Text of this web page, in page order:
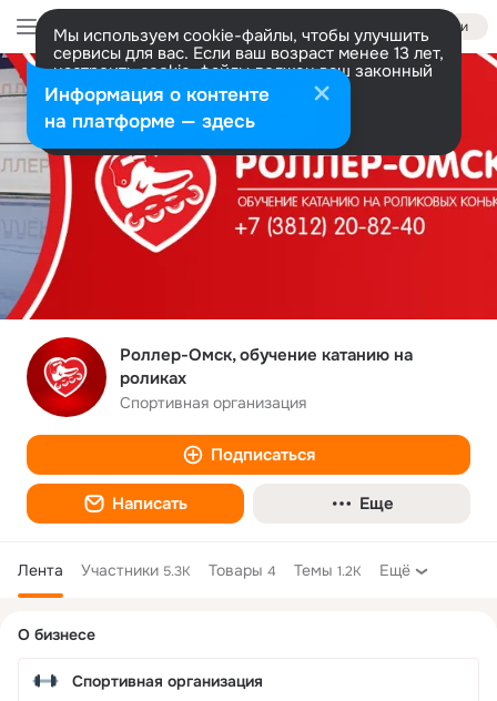
Войти
Мы используем cookie-файлы, чтобы улучшить
сервисы для вас. Если ваш возраст менее 13 лет,
настроить cookie-файлы должен ваш законный
представитель. Больше информации
Разрешить все Настроить
Роллер-Омск, обучение катанию на
роликах
Спортивная организация
Подписаться
Написать Еще
Лента Участники 5.3K Товары 4 Темы 1.2K Ещё
колонка
О бизнесе
Спортивная организация
Информация о контенте
на платформе — здесь